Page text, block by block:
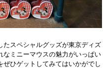
スペシャルグッズが東京ディズ
なミニーマウスの魅力がいっぱい
ひゲットしてみてはいかがでし